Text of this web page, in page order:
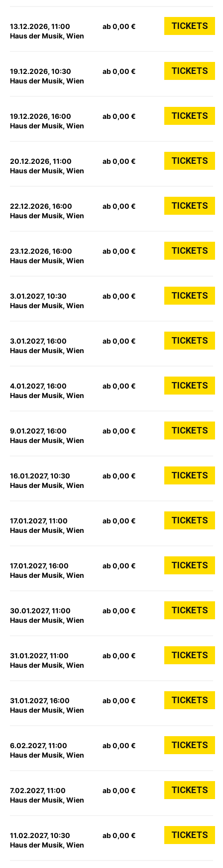
13.12.2026, 11:00
Haus der Musik, Wien
ab 0,00 € TICKETS
19.12.2026, 10:30
Haus der Musik, Wien
ab 0,00 € TICKETS
19.12.2026, 16:00
Haus der Musik, Wien
ab 0,00 € TICKETS
20.12.2026, 11:00
Haus der Musik, Wien
ab 0,00 € TICKETS
22.12.2026, 16:00
Haus der Musik, Wien
ab 0,00 € TICKETS
23.12.2026, 16:00
Haus der Musik, Wien
ab 0,00 € TICKETS
3.01.2027, 10:30
Haus der Musik, Wien
ab 0,00 € TICKETS
3.01.2027, 16:00
Haus der Musik, Wien
ab 0,00 € TICKETS
4.01.2027, 16:00
Haus der Musik, Wien
ab 0,00 € TICKETS
9.01.2027, 16:00
Haus der Musik, Wien
ab 0,00 € TICKETS
16.01.2027, 10:30
Haus der Musik, Wien
ab 0,00 € TICKETS
17.01.2027, 11:00
Haus der Musik, Wien
ab 0,00 € TICKETS
17.01.2027, 16:00
Haus der Musik, Wien
ab 0,00 € TICKETS
30.01.2027, 11:00
Haus der Musik, Wien
ab 0,00 € TICKETS
31.01.2027, 11:00
Haus der Musik, Wien
ab 0,00 € TICKETS
31.01.2027, 16:00
Haus der Musik, Wien
ab 0,00 € TICKETS
6.02.2027, 11:00
Haus der Musik, Wien
ab 0,00 € TICKETS
7.02.2027, 11:00
Haus der Musik, Wien
ab 0,00 € TICKETS
11.02.2027, 10:30
Haus der Musik, Wien
ab 0,00 € TICKETS